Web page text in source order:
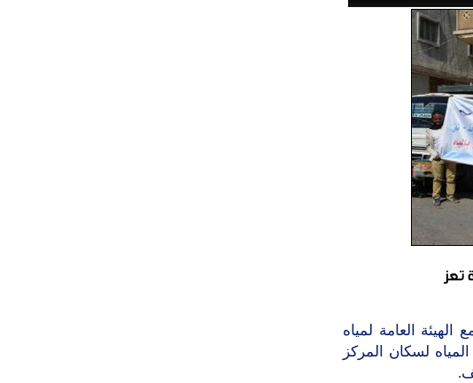
العامة لمياه
7 ملايين و200 الف لتر من المياه لسكان المركز